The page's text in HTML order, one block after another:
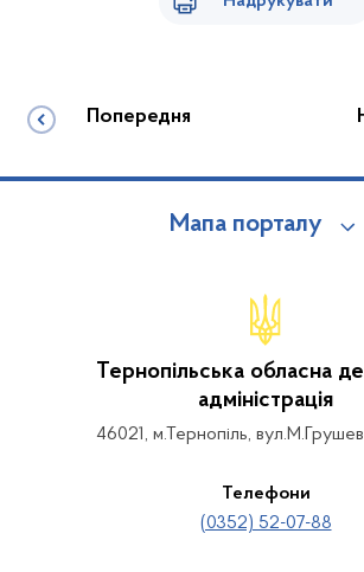
Попередня
Мапа порталу
Тернопільська обласна
адміністрація
46021, м.Тернопіль,
Телефони
(0352) 52-07-88